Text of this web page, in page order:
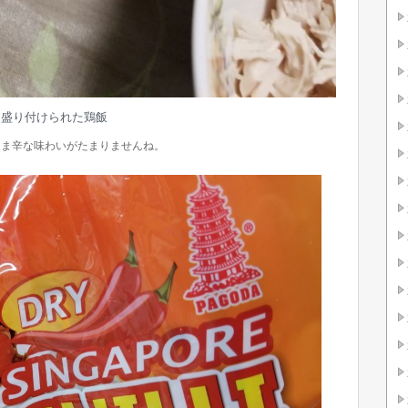
盛り付けられた鶏飯
辛な味わいがたまりませんね。